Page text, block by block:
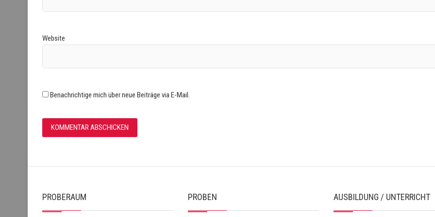
Website
Benachrichtige mich über neue Beiträge via E-Mail.
PROBERAUM PROBEN AUSBILDUNG / UNTERRICHT